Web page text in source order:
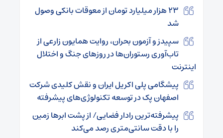
۲۳ هزار میلیارد تومان از معوقات بانکی وصول
شد
سپیدز و آزمون بحران، روایت همایون زارعی از
تاب‌آوری رستوران‌ها در روزهای جنگ و اختلال
اینترنت
پیشگامی پلی اکریل ایران و نقش کلیدی شرکت
اصفهان پک در توسعه تکنولوژی‌های پیشرفته
پیشرفته‌ترین رادار فضایی/ از پشت ابرها زمین
را با دقت سانتی‌متری رصد می‌کند